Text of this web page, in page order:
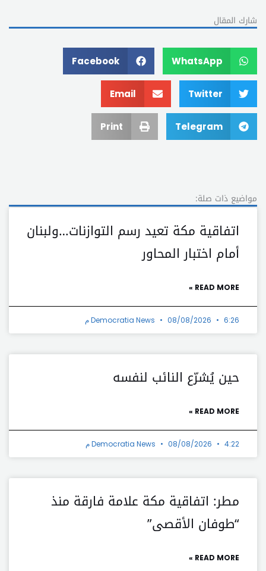
شارك المقال
WhatsApp
Facebook
Twitter
Email
Telegram
Print
مواضيع ذات صلة:
اتفاقية مكة تعيد رسم التوازنات…ولبنان
أمام اختبار المحاور
READ MORE »
Democratia News 08/08/2026 6:26 م
حين يُشرّع النائب لنفسه
READ MORE »
Democratia News 08/08/2026 4:22 م
مطر: اتفاقية مكة علامة فارقة منذ
“طوفان الأقصى”
READ MORE »